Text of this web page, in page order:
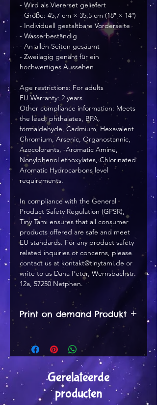
- Wird als Viererset geliefert
- Größe: 45,7 cm × 35,5 cm (18″ × 14″)
- Individuell gestaltbare Vorderseite
- Wasserbeständig
- An allen Seiten gesäumt
- Zweilagig genäht für ein
hochwertiges Aussehen
Age restrictions: For adults
EU Warranty: 2 years
Other compliance information: Meets
the lead, phthalates, BPA,
formaldehyde, Cadmium, Hexavalent
Chromium, Arsenic, Organostannic,
Azocolorants, -Aromatic Amine,
Nonylphenol ethoxylates, Chlorinated
Aromatic Hydrocarbons level
requirements.
In compliance with the General
Tiny Tami ensures that all consumer
products offered are safe and meet
EU standards. For any product safety
related inquiries or concerns, please
contact us at kontakt@tinytami.de or
write to us Dana Peter, Wernsbachstr.
12a, 57250 Netphen.
Print on demand Produkt
Print on Demand aus Lettland
Bearbeitungszeit 3 - 6 Tage
Versandzeit je nach
Bestimmungsland 3 - 6 Tage
Gerelateerde
producten